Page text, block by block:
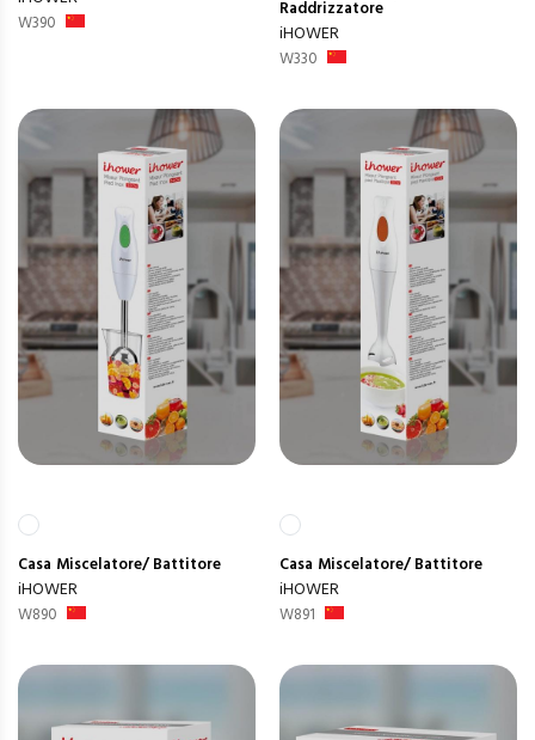
W390
Raddrizzatore
iHOWER
W330
Casa Miscelatore/ Battitore
iHOWER
W890
Casa Miscelatore/ Battitore
iHOWER
W891